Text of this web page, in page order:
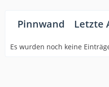
Pinnwand Letzte
Es wurden noch keine